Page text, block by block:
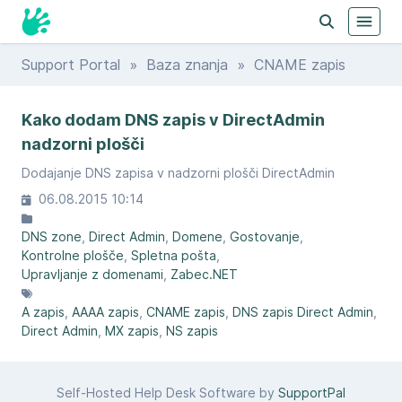
Support Portal » Baza znanja » CNAME zapis
Kako dodam DNS zapis v DirectAdmin
nadzorni plošči
Dodajanje DNS zapisa v nadzorni plošči DirectAdmin
06.08.2015 10:14
DNS zone Direct Admin Domene Gostovanje
Kontrolne plošče Spletna pošta
Upravljanje z domenami Zabec.NET
A zapis AAAA zapis CNAME zapis DNS zapis Direct Admin
Direct Admin MX zapis NS zapis
Self-Hosted Help Desk Software by SupportPal